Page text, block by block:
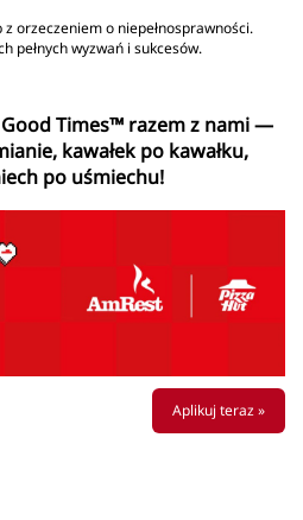
orzeczeniem o niepełnosprawności.
pełnych wyzwań i sukcesów.
Times™ razem z nami —
kawałek po kawałku,
po uśmiechu!
Aplikuj teraz »